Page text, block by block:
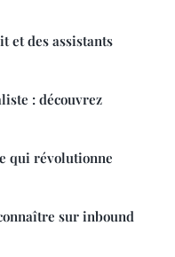
et des assistants
: découvrez
qui révolutionne
sur inbound